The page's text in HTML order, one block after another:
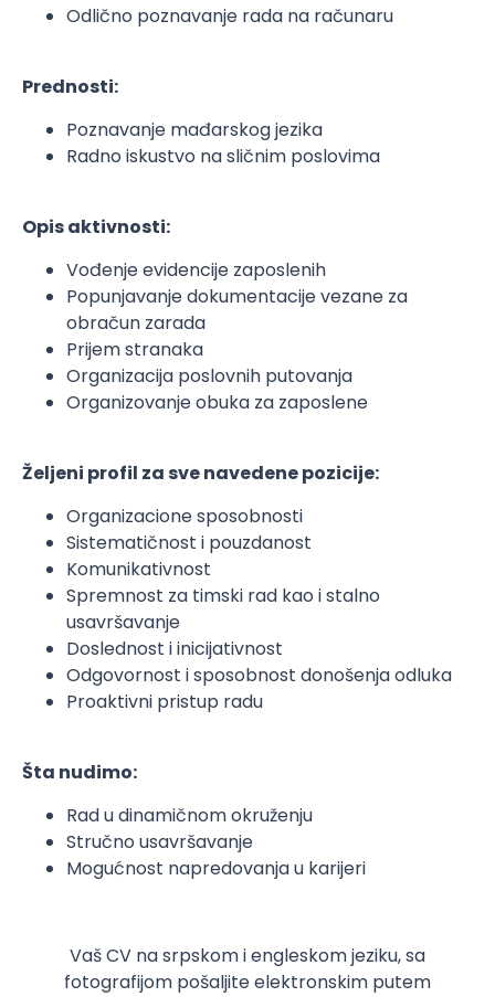
Odlično poznavanje rada na računaru
Prednosti:
Poznavanje mađarskog jezika
Radno iskustvo na sličnim poslovima
Opis aktivnosti:
Vođenje evidencije zaposlenih
Popunjavanje dokumentacije vezane za
obračun zarada
Prijem stranaka
Organizacija poslovnih putovanja
Organizovanje obuka za zaposlene
Željeni profil za sve navedene pozicije:
Organizacione sposobnosti
Sistematičnost i pouzdanost
Komunikativnost
Spremnost za timski rad kao i stalno
usavršavanje
Doslednost i inicijativnost
Odgovornost i sposobnost donošenja odluka
Proaktivni pristup radu
Šta nudimo:
Rad u dinamičnom okruženju
Stručno usavršavanje
Mogućnost napredovanja u karijeri
Vaš CV na srpskom i engleskom jeziku, sa
fotografijom pošaljite elektronskim putem